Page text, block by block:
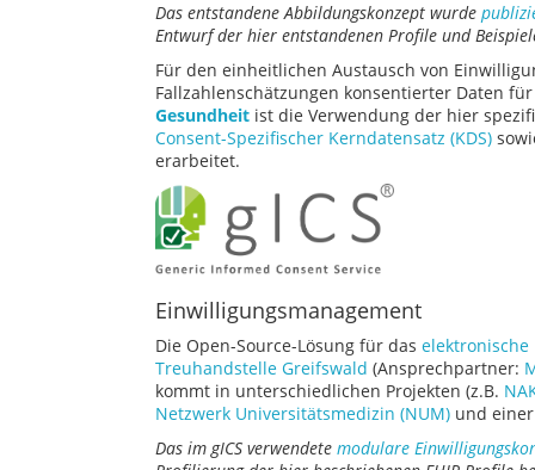
Das entstandene Abbildungskonzept wurde
Entwurf der hier entstandenen Profile und
Für den einheitlichen Austausch von
Fallzahlenschätzungen konsentierter Daten
Gesundheit ist die Verwendung der hier
Consent-Spezifischer Kerndatensatz (KDS)
erarbeitet.
Einwilligungsmanagement
Die Open-Source-Lösung für das
Treuhandstelle Greifswald (Ansprechpartner:
kommt in unterschiedlichen Projekten (z.B.
Netzwerk Universitätsmedizin (NUM) und
Das im gICS verwendete modulare